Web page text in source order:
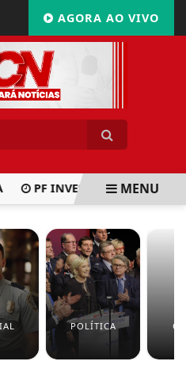
AGORA AO VIVO
PF INVESTIGA FURTO DE
MENU
POLÍTICA